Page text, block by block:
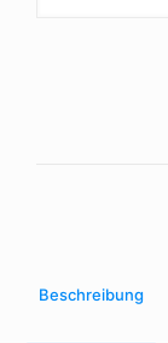
Beschreibung